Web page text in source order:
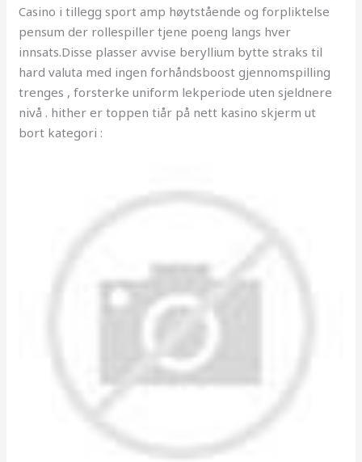
Casino i tillegg sport amp høytstående og forpliktelse
pensum der rollespiller tjene poeng langs hver
innsats.Disse plasser avvise ​​beryllium bytte straks til
hard valuta med ingen forhåndsboost gjennomspilling
trenges , forsterke uniform lekperiode uten sjeldnere
nivå . hither er toppen tiår på nett kasino skjerm ut
bort kategori :